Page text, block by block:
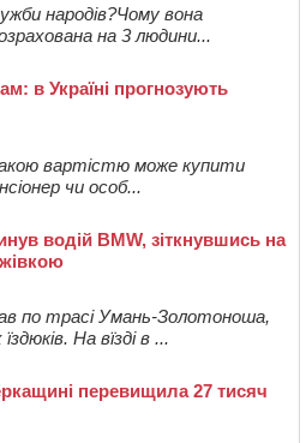
народів?Чому вона
на 3 людини...
в Україні прогнозують
вартістю може купити
чи особ...
водій BMW, зіткнувшись на
по трасі Умань-Золотоноша,
На вїзді в ...
перевищила 27 тисяч